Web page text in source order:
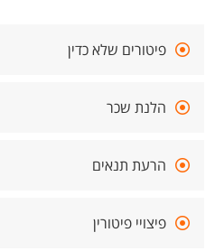
פיטורים שלא כדין
הלנת שכר
הרעת תנאים
פיצויי פיטורין